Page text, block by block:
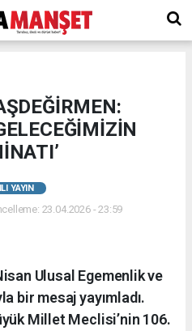
YAYIN
23.04.2026 - 23:59
Ulusal Egemenlik ve
bir mesaj yayımladı.
Millet Meclisi’nin 106.